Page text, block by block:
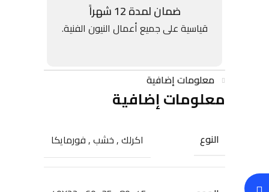
ضمان لمدة 12 شهراً
قياسية على جميع أعمال النيون الفنية.
معلومات إضافية
معلومات إضافية
النوع اكرلك,خشب,فورمايكا